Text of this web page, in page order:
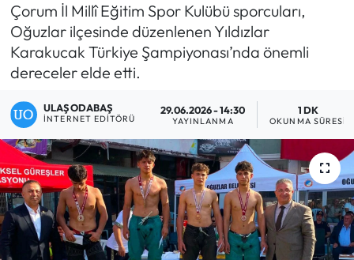
Çorum İl Millî Eğitim Spor Kulübü sporcuları,
Oğuzlar ilçesinde düzenlenen Yıldızlar
Karakucak Türkiye Şampiyonası’nda önemli
dereceler elde etti.
ULAŞ ODABAŞ
İNTERNET EDITÖRÜ
29.06.2026 - 14:30
YAYINLANMA
1 DK
OKUNMA SÜRESI
Boğazkale Haberleri
Çorum Haberleri
Eğitim
Ekonomi
Güncel
TFF 1.Lig Puan Durumu ve Fikstür
Tüm Manşetler